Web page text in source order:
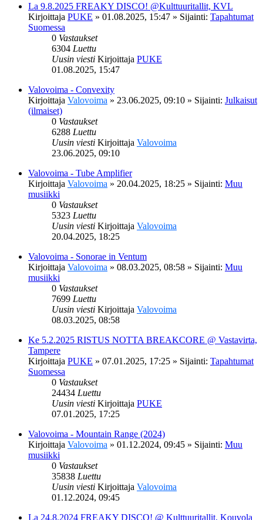
La 9.8.2025 FREAKY DISCO! @Kulttuuritallit, KVL
Kirjoittaja PUKE » 01.08.2025, 15:47 » Sijainti: Tapahtumat
Suomessa
0 Vastaukset
6304 Luettu
Uusin viesti Kirjoittaja PUKE
01.08.2025, 15:47
Valovoima - Convexity
Kirjoittaja Valovoima » 23.06.2025, 09:10 » Sijainti: Julkaisut
(ilmaiset)
0 Vastaukset
6288 Luettu
Uusin viesti Kirjoittaja Valovoima
23.06.2025, 09:10
Valovoima - Tube Amplifier
Kirjoittaja Valovoima » 20.04.2025, 18:25 » Sijainti: Muu
musiikki
0 Vastaukset
5323 Luettu
Uusin viesti Kirjoittaja Valovoima
20.04.2025, 18:25
Valovoima - Sonorae in Ventum
Kirjoittaja Valovoima » 08.03.2025, 08:58 » Sijainti: Muu
musiikki
0 Vastaukset
7699 Luettu
Uusin viesti Kirjoittaja Valovoima
08.03.2025, 08:58
Ke 5.2.2025 RISTUS NOTTA BREAKCORE @ Vastavirta,
Tampere
Kirjoittaja PUKE » 07.01.2025, 17:25 » Sijainti: Tapahtumat
Suomessa
0 Vastaukset
24434 Luettu
Uusin viesti Kirjoittaja PUKE
07.01.2025, 17:25
Valovoima - Mountain Range (2024)
Kirjoittaja Valovoima » 01.12.2024, 09:45 » Sijainti: Muu
musiikki
0 Vastaukset
35838 Luettu
Uusin viesti Kirjoittaja Valovoima
01.12.2024, 09:45
La 24.8.2024 FREAKY DISCO! @ Kulttuuritallit, Kouvola